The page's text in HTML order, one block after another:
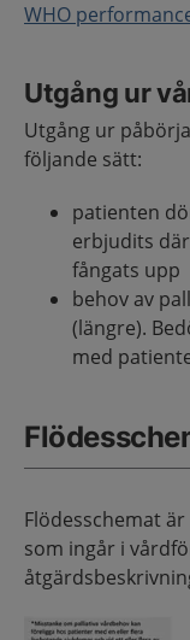
WHO
Utgång ur
Utgång ur
följande sätt:
patienten
erbjudits
fångats upp
behov av
(längre).
med
Flödesschemat
som ingår i